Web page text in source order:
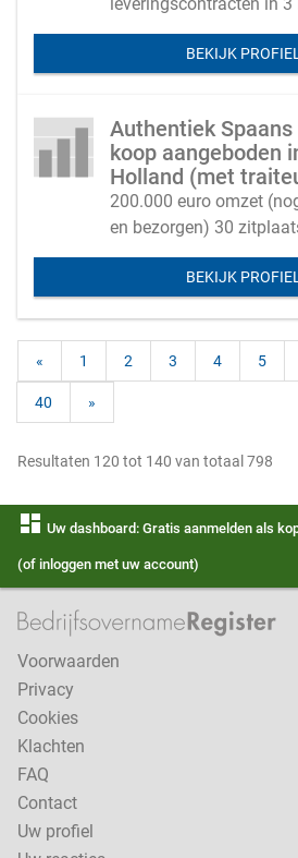
schaalbaar en
BEKIJK PROFIEL
Authentiek
koop aangeboden
Holland (met
200.000 euro omzet
en bezorgen) 30
met 30 zitplaatsen
BEKIJK PROFIEL
« 1 2 3 4 5
40 »
Resultaten 120 tot 140 van totaal 798
dashboard Uw dashboard: Gratis aanmelden als
(of inloggen met uw account)
Voorwaarden
Privacy
Cookies
Klachten
FAQ
Contact
Uw profiel